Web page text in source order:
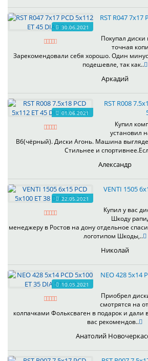
30.06.2021
RST R047 7x17
Покупал диски
точная
Зарекомендовали себя хорошо. Один
подешевле, так как..
Аркадий
01.06.2021
RST R008
Купил
установил
B6(чёрный). Диски Агонь. Машина
Стильнее и
Александр
22.05.2021
VENTI 1505
Купил у вас
Шкоду
менеджеру в Ростов на дону отдельное
логотипом Шкоды,..
Николай
10.05.2021
NEO 428 5x14
Приобрел
смотрятся на
колпачками Фольксваген в подарок и дали
вас рекомендов..
Анатолий